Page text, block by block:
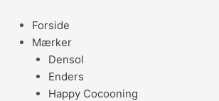
indholdet
Forside
Mærker
Densol
Enders
Happy Cocooning